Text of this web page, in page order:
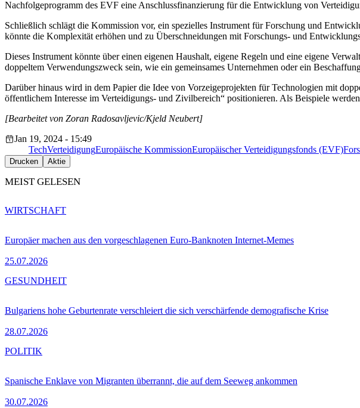
Nachfolgeprogramm des EVF eine Anschlussfinanzierung für die Entwicklung von
Schließlich schlägt die Kommission vor, ein spezielles Instrument für Forschung und
könnte die Komplexität erhöhen und zu Überschneidungen mit Forschungs- und
Dieses Instrument könnte über einen eigenen Haushalt, eigene Regeln und eine eigene
doppeltem Verwendungszweck sein, wie ein gemeinsames Unternehmen oder ein
Darüber hinaus wird in dem Papier die Idee von Vorzeigeprojekten für Technologien mit
öffentlichem Interesse im Verteidigungs- und Zivilbereich“ positionieren. Als Beispiele
[Bearbeitet von Zoran Radosavljevic/Kjeld Neubert]
Jan 19, 2024 - 15:49
TechVerteidigungEuropäische KommissionEuropäischer Verteidigungsfonds (EVF)
Drucken Aktie
MEIST GELESEN
Europäer machen aus den vorgeschlagenen Euro-Banknoten Internet-Memes
25.07.2026
WIRTSCHAFT
Bulgariens hohe Geburtenrate verschleiert die sich verschärfende demografische Krise
28.07.2026
GESUNDHEIT
Spanische Enklave von Migranten überrannt, die auf dem Seeweg ankommen
30.07.2026
POLITIK